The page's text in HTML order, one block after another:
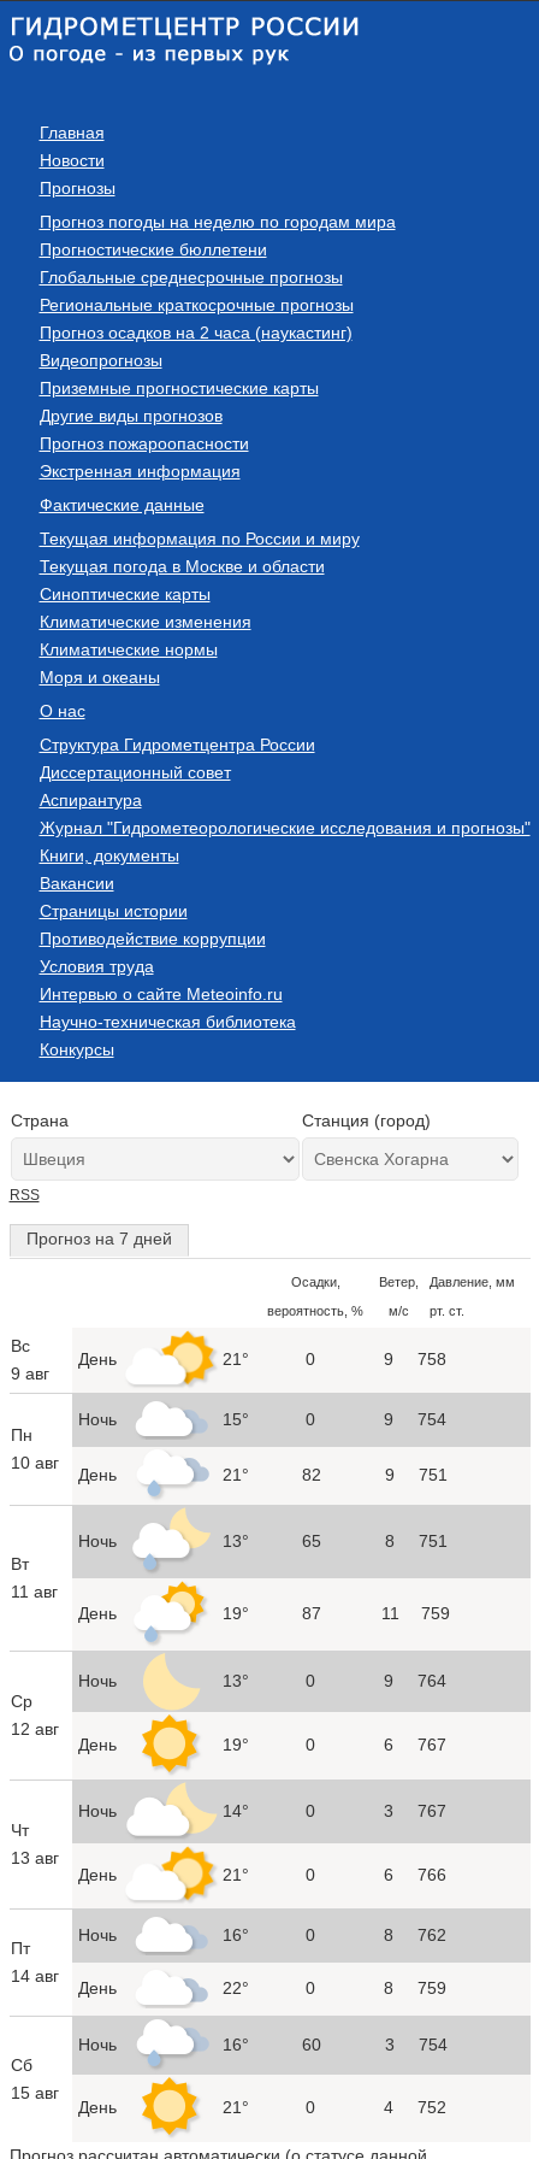
Главная
Новости
Прогнозы
Прогноз погоды на неделю по городам мира
Прогностические бюллетени
Глобальные среднесрочные прогнозы
Региональные краткосрочные прогнозы
Прогноз осадков на 2 часа (наукастинг)
Видеопрогнозы
Приземные прогностические карты
Другие виды прогнозов
Прогноз пожароопасности
Экстренная информация
Фактические данные
Текущая информация по России и миру
Текущая погода в Москве и области
Синоптические карты
Климатические изменения
Климатические нормы
Моря и океаны
О нас
Структура Гидрометцентра России
Диссертационный совет
Аспирантура
Журнал "Гидрометеорологические исследования и прогнозы"
Книги, документы
Вакансии
Страницы истории
Противодействие коррупции
Условия труда
Интервью о сайте Meteoinfo.ru
Научно-техническая библиотека
Конкурсы
Страна Станция (город)
RSS
Прогноз на 7 дней
Осадки,
вероятность, %
Ветер,
м/с
Давление, мм
рт. ст.
Вс
9 авг
День 21° 0 9 758
Пн
10 авг
Ночь 15° 0 9 754
День 21° 82 9 751
Вт
11 авг
Ночь 13° 65 8 751
День 19° 87 11 759
Ср
12 авг
Ночь 13° 0 9 764
День 19° 0 6 767
Чт
13 авг
Ночь 14° 0 3 767
День 21° 0 6 766
Пт
14 авг
Ночь 16° 0 8 762
День 22° 0 8 759
Сб
15 авг
Ночь 16° 60 3 754
День 21° 0 4 752
Прогноз рассчитан автоматически (о статусе данной